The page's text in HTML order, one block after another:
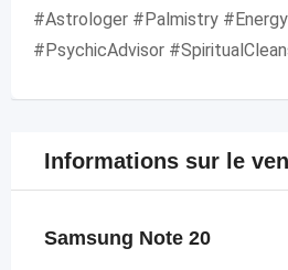
#Astrologer #Palmistry
#PsychicAdvisor
Informations sur le
Samsung Note 20